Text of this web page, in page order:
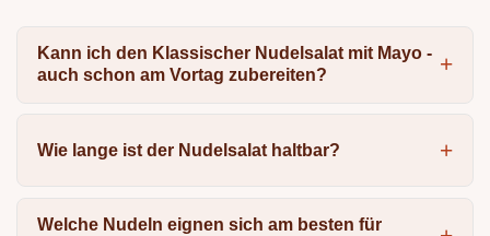
Kann ich den Klassischer Nudelsalat mit Mayo -
auch schon am Vortag zubereiten?
Wie lange ist der Nudelsalat haltbar?
Welche Nudeln eignen sich am besten für